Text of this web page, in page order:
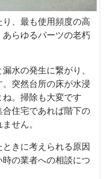
、最も使用頻度の高
らゆるパーツの老朽
水の発生に繋がり、
突然台所の床が水浸
。掃除も大変です
合住宅であれば階下の
せん。
きに考えられる原因
の業者への相談につ